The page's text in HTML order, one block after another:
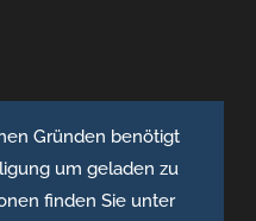
Gründen benötigt
um geladen zu
finden Sie unter